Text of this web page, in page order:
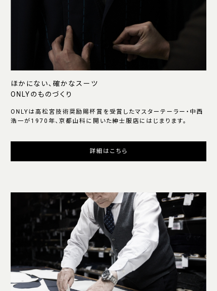
ほかにない、確かなスーツ
ONLYのものづくり
ONLYは高松宮技術奨励賜杯賞を受賞したマスターテーラー・中西
浩一が1970年、京都山科に開いた紳士服店にはじまります。
詳細はこちら